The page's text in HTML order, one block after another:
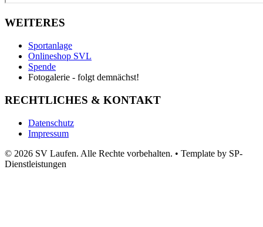
WEITERES
Sportanlage
Onlineshop SVL
Spende
Fotogalerie - folgt demnächst!
RECHTLICHES & KONTAKT
Datenschutz
Impressum
© 2026 SV Laufen. Alle Rechte vorbehalten. • Template by SP-
Dienstleistungen